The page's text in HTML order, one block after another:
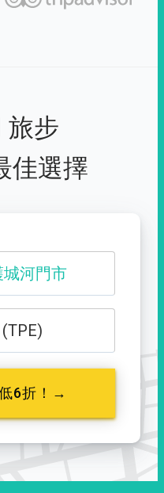
步
佳選擇
6折！→